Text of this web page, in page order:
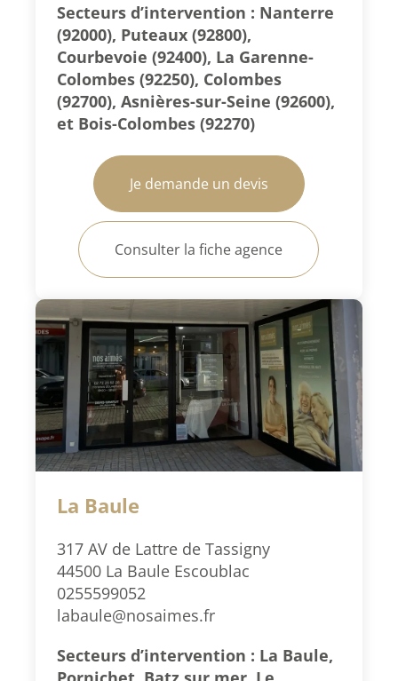
Secteurs d’intervention : Nanterre
(92000), Puteaux (92800),
Courbevoie (92400), La Garenne-
Colombes (92250), Colombes
(92700), Asnières-sur-Seine (92600),
et Bois-Colombes (92270)
Je demande un devis
Consulter la fiche agence
La Baule
317 AV de Lattre de Tassigny
44500 La Baule Escoublac
0255599052
labaule@nosaimes.fr
Secteurs d’intervention : La Baule,